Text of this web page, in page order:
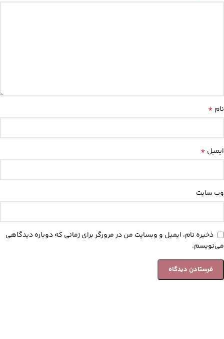
نام *
ایمیل *
وب‌ سایت
ذخیره نام، ایمیل و وبسایت من در مرورگر برای زمانی که دوباره دیدگاهی
می‌نویسم.